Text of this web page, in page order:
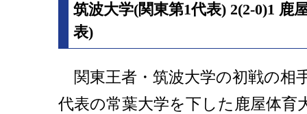
筑波大学(関東第1代表) 2(2-0)1 鹿
表)
関東王者・筑波大学の初戦の相
代表の常葉大学を下した鹿屋体育